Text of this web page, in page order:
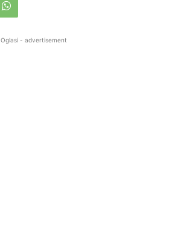
Oglasi - advertisement